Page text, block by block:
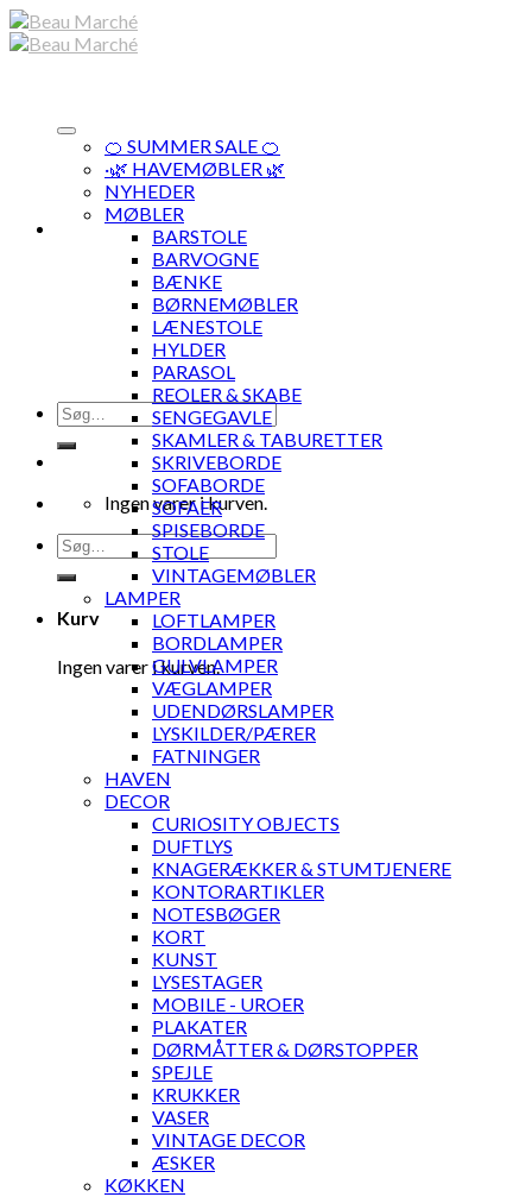
Skip
to
Søg
efter:
Ingen varer i kurven.
Søg
efter:
Kurv
Ingen varer i kurven.
🍊 SUMMER SALE 🍊
·🌿 HAVEMØBLER 🌿
NYHEDER
MØBLER
BARSTOLE
BARVOGNE
BÆNKE
BØRNEMØBLER
LÆNESTOLE
HYLDER
PARASOL
REOLER & SKABE
SENGEGAVLE
SKAMLER & TABURETTER
SKRIVEBORDE
SOFABORDE
SOFAER
SPISEBORDE
STOLE
VINTAGEMØBLER
LAMPER
LOFTLAMPER
BORDLAMPER
GULVLAMPER
VÆGLAMPER
UDENDØRSLAMPER
LYSKILDER/PÆRER
FATNINGER
HAVEN
DECOR
CURIOSITY OBJECTS
DUFTLYS
KNAGERÆKKER & STUMTJENERE
KONTORARTIKLER
NOTESBØGER
KORT
KUNST
LYSESTAGER
MOBILE - UROER
PLAKATER
DØRMÅTTER & DØRSTOPPER
SPEJLE
KRUKKER
VASER
VINTAGE DECOR
ÆSKER
KØKKEN